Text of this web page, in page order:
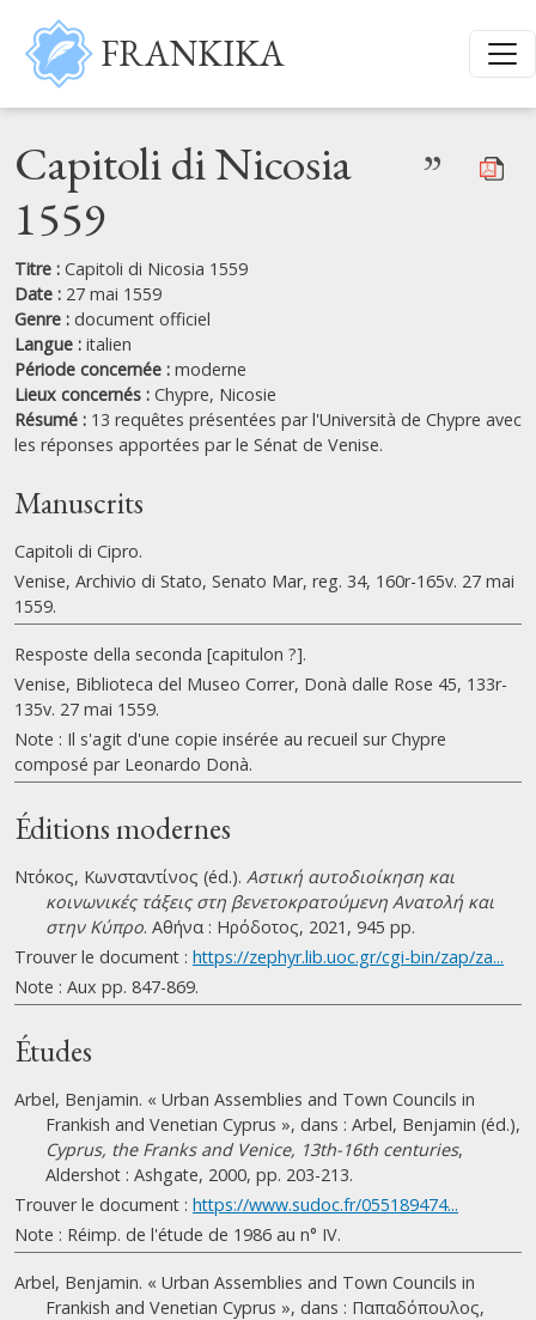
Aller au contenu principal
FRANKIKA
Capitoli di Nicosia
1559
”
Titre : Capitoli di Nicosia 1559
Date : 27 mai 1559
Genre : document officiel
Langue : italien
Période concernée : moderne
Lieux concernés : Chypre, Nicosie
Résumé : 13 requêtes présentées par l'Università de Chypre avec
les réponses apportées par le Sénat de Venise.
Manuscrits
Capitoli di Cipro.
Venise, Archivio di Stato, Senato Mar, reg. 34, 160r-165v. 27 mai
1559.
Resposte della seconda [capitulon ?].
Venise, Biblioteca del Museo Correr, Donà dalle Rose 45, 133r-
135v. 27 mai 1559.
Note : Il s'agit d'une copie insérée au recueil sur Chypre
composé par Leonardo Donà.
Éditions modernes
Ντόκος, Κωνσταντίνος (éd.). Αστική αυτοδιοίκηση και
κοινωνικές τάξεις στη βενετοκρατούμενη Ανατολή και
στην Κύπρο. Αθήνα : Ηρόδοτος, 2021, 945 pp.
Trouver le document : https://zephyr.lib.uoc.gr/cgi-bin/zap/za...
Note : Aux pp. 847-869.
Études
Arbel, Benjamin. « Urban Assemblies and Town Councils in
Frankish and Venetian Cyprus », dans : Arbel, Benjamin (éd.),
Cyprus, the Franks and Venice, 13th-16th centuries,
Aldershot : Ashgate, 2000, pp. 203-213.
Trouver le document : https://www.sudoc.fr/055189474...
Note : Réimp. de l'étude de 1986 au n° IV.
Arbel, Benjamin. « Urban Assemblies and Town Councils in
Frankish and Venetian Cyprus », dans : Παπαδόπουλος,